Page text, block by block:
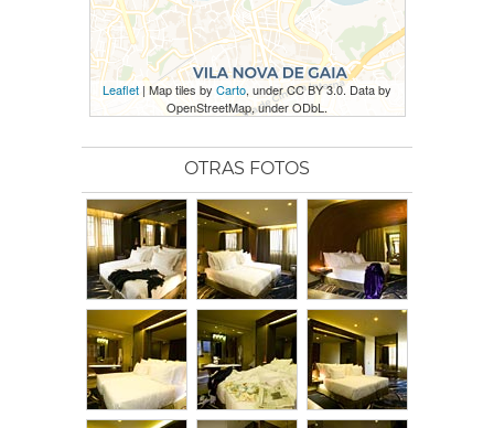
Leaflet | Map tiles by Carto, under CC BY 3.0. Data by
OpenStreetMap, under ODbL.
OTRAS FOTOS